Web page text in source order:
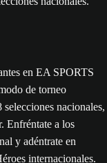
en EA SPORTS
de torneo
nacionales,
Enfréntate a los
y adéntrate en
internacionales.